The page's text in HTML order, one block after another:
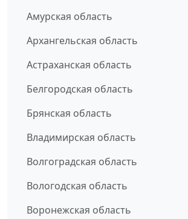
Амурская область
Архангельская область
Астраханская область
Белгородская область
Брянская область
Владимирская область
Волгоградская область
Вологодская область
Воронежская область